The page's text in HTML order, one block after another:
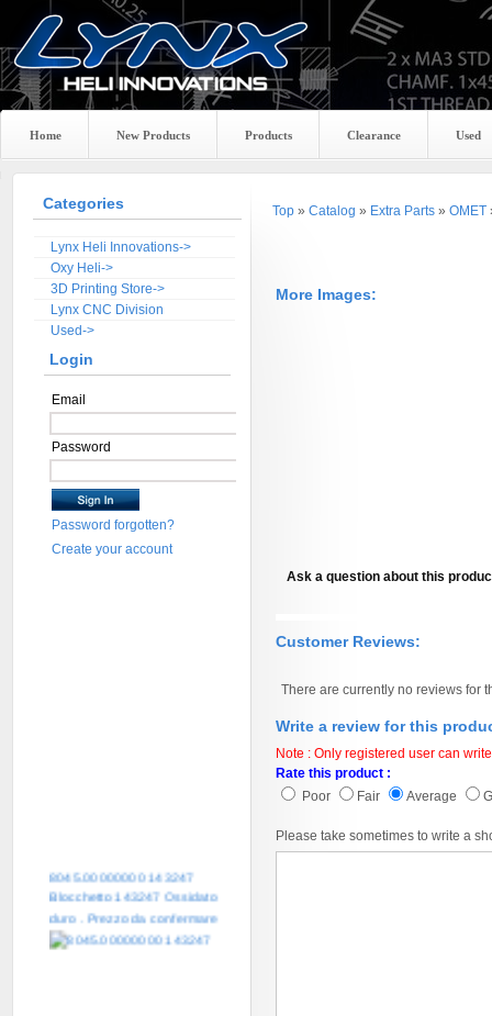
Home New Products Products Clearance Used
Top» Catalog » Extra Parts» OMET
More Images:
Ask a question about this
Customer Reviews:
There are currently no reviews for
Write a review for this
Note : Only registered user can
Rate this product :
Poor
Fair Average
Please take sometimes to write a
Categories
Lynx Heli Innovations->
Oxy Heli->
3D Printing Store->
Lynx CNC Division
Used->
Login
Email
Password
Password forgotten?
Create your account
8045.00000000 143247
Blocchetto 143247 Ossidato
duro . Prezzo da confermare